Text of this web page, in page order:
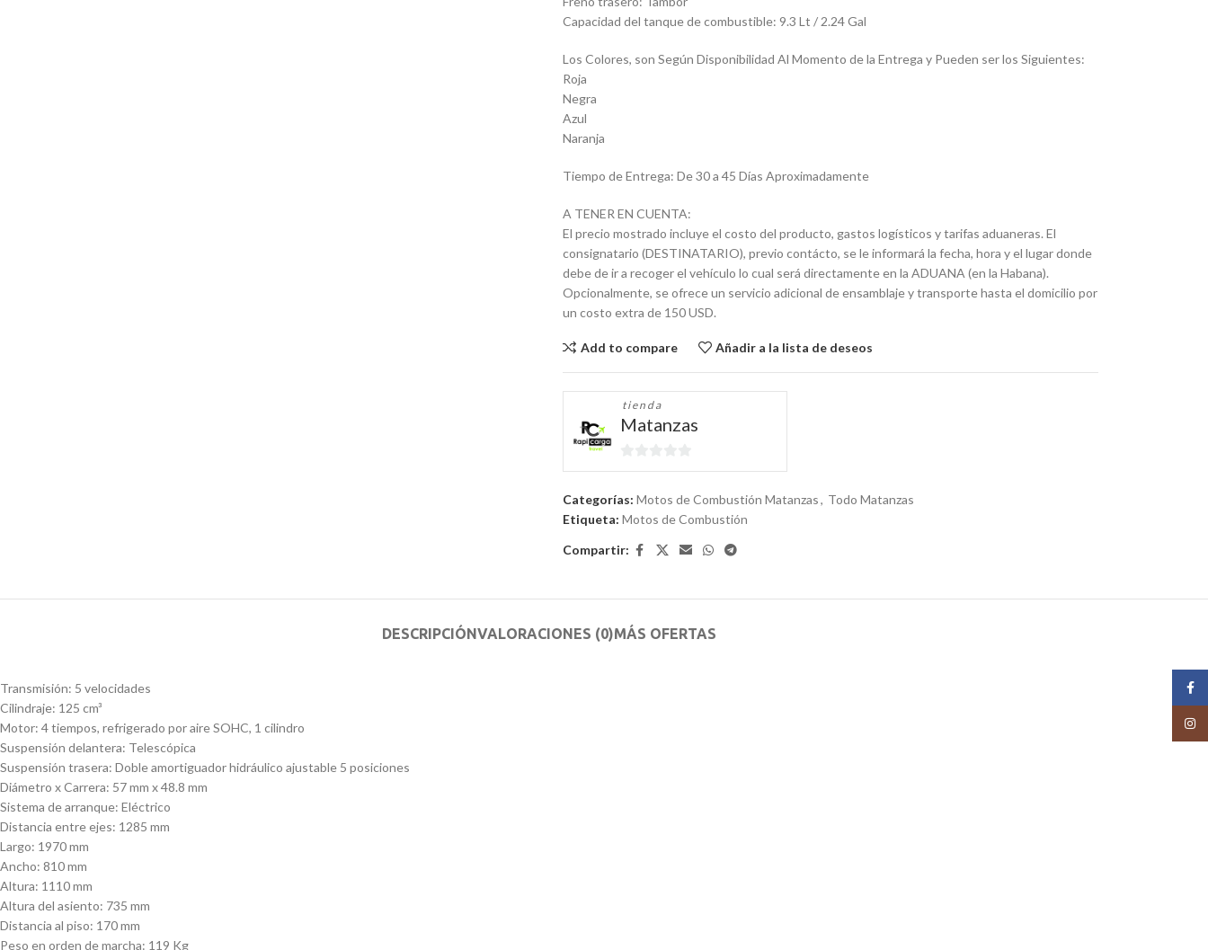
Capacidad del tanque de combustible: 9.3 Lt / 2.24 Gal
Los Colores, son Según Disponibilidad Al Momento de la Entrega y Pueden ser los Siguientes:
Roja
Negra
Azul
Naranja
Tiempo de Entrega: De 30 a 45 Días Aproximadamente
A TENER EN CUENTA:
El precio mostrado incluye el costo del producto, gastos logísticos y tarifas aduaneras. El
consignatario (DESTINATARIO), previo contácto, se le informará la fecha, hora y el lugar donde
debe de ir a recoger el vehículo lo cual será directamente en la ADUANA (en la Habana).
Opcionalmente, se ofrece un servicio adicional de ensamblaje y transporte hasta el domicilio por
un costo extra de 150 USD.
Add to compare Añadir a la lista de deseos
tienda
Matanzas
0
Categorías: Motos de Combustión Matanzas, Todo Matanzas
Etiqueta: Motos de Combustión
Compartir:
DESCRIPCIÓNVALORACIONES (0)MÁS OFERTAS
Transmisión: 5 velocidades
Cilindraje: 125 cm³
Motor: 4 tiempos, refrigerado por aire SOHC, 1 cilindro
Suspensión delantera: Telescópica
Suspensión trasera: Doble amortiguador hidráulico ajustable 5 posiciones
Diámetro x Carrera: 57 mm x 48.8 mm
Sistema de arranque: Eléctrico
Distancia entre ejes: 1285 mm
Largo: 1970 mm
Ancho: 810 mm
Altura: 1110 mm
Altura del asiento: 735 mm
Distancia al piso: 170 mm
Peso en orden de marcha: 119 Kg